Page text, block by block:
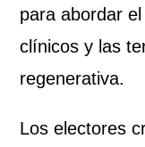
para abordar
clínicos y las
regenerativa.
Los electores